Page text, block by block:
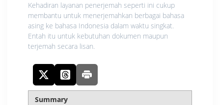
Kehadiran layanan penerjemah seperti ini cukup
membantu untuk menerjemahkan berbagai bahasa
asing ke bahasa Indonesia dalam waktu singkat.
Entah itu untuk kebutuhan dokumen maupun
terjemah secara lisan.
Summary